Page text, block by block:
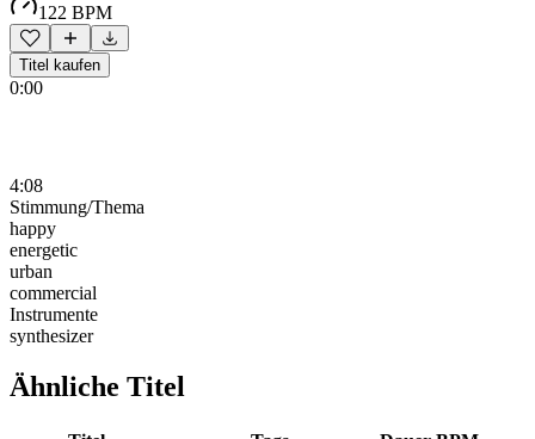
122 BPM
Titel kaufen
0:00
4:08
Stimmung/Thema
happy
energetic
urban
commercial
Instrumente
synthesizer
Ähnliche Titel